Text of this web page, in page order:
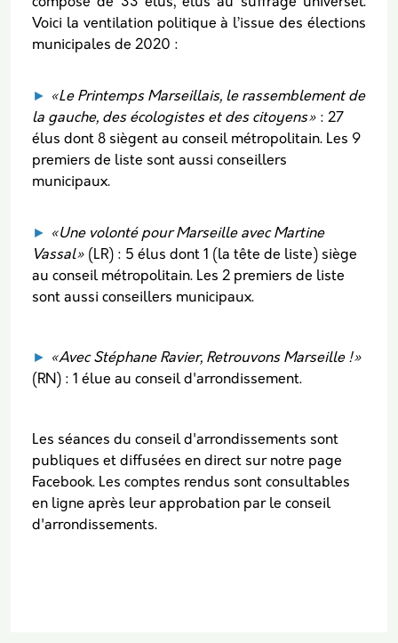
Voici la ventilation politique à l’issue des élections
municipales de 2020 :
►
«Le Printemps Marseillais, le rassemblement de
la gauche, des écologistes et des citoyens» : 27
élus dont 8 siègent au conseil métropolitain. Les 9
premiers de liste sont aussi conseillers
municipaux.
►
«Une volonté pour Marseille avec Martine
Vassal» (LR) : 5 élus dont 1 (la tête de liste) siège
au conseil métropolitain. Les 2 premiers de liste
sont aussi conseillers municipaux.
►
«Avec Stéphane Ravier, Retrouvons Marseille !»
(RN) : 1 élue au conseil d'arrondissement.
Les séances du conseil d'arrondissements sont
publiques et diffusées en direct sur notre page
Facebook. Les comptes rendus sont consultables
en ligne après leur approbation par le conseil
d'arrondissements.